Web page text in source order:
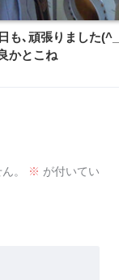
も､頑張りました
かとこね
。 ※ が付いてい